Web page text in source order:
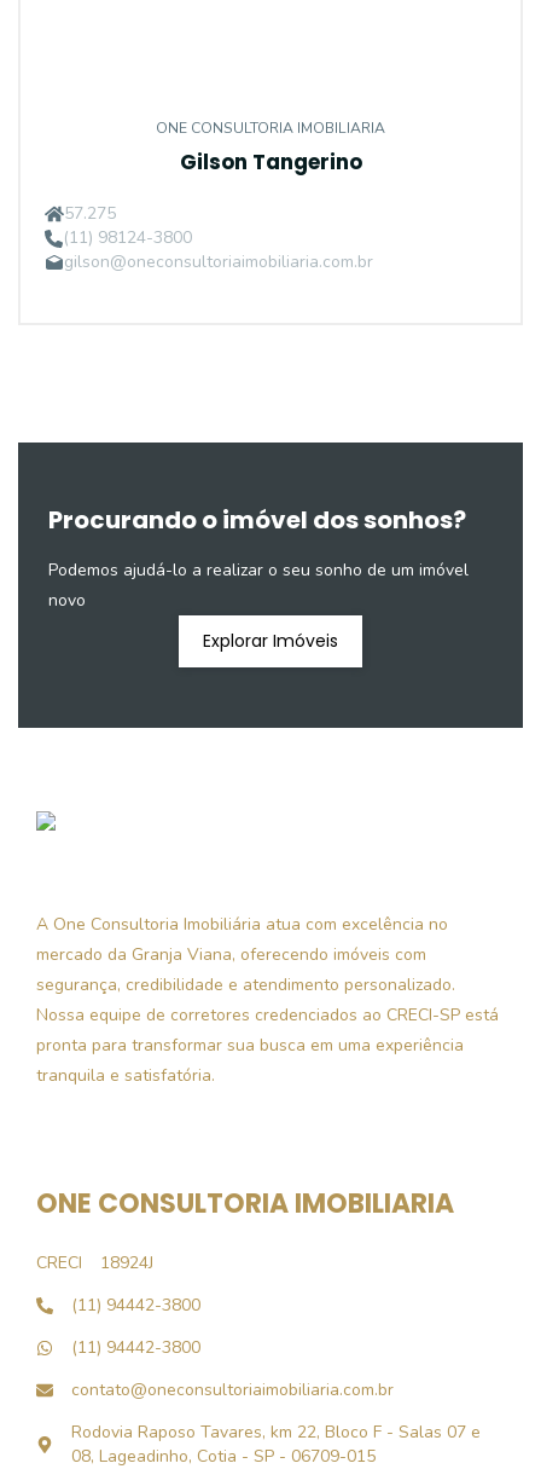
ONE CONSULTORIA IMOBILIARIA
Gilson Tangerino
57.275
(11) 98124-3800
gilson@oneconsultoriaimobiliaria.com.br
Procurando o imóvel dos sonhos?
Podemos ajudá-lo a realizar o seu sonho de um imóvel
novo
Explorar Imóveis
A One Consultoria Imobiliária atua com excelência no
mercado da Granja Viana, oferecendo imóveis com
segurança, credibilidade e atendimento personalizado.
Nossa equipe de corretores credenciados ao CRECI-SP está
pronta para transformar sua busca em uma experiência
tranquila e satisfatória.
ONE CONSULTORIA IMOBILIARIA
CRECI
18924J
(11) 94442-3800
(11) 94442-3800
contato@oneconsultoriaimobiliaria.com.br
Rodovia Raposo Tavares, km 22, Bloco F - Salas 07 e
08, Lageadinho, Cotia - SP - 06709-015